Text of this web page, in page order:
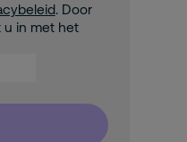
. Door
u in met het